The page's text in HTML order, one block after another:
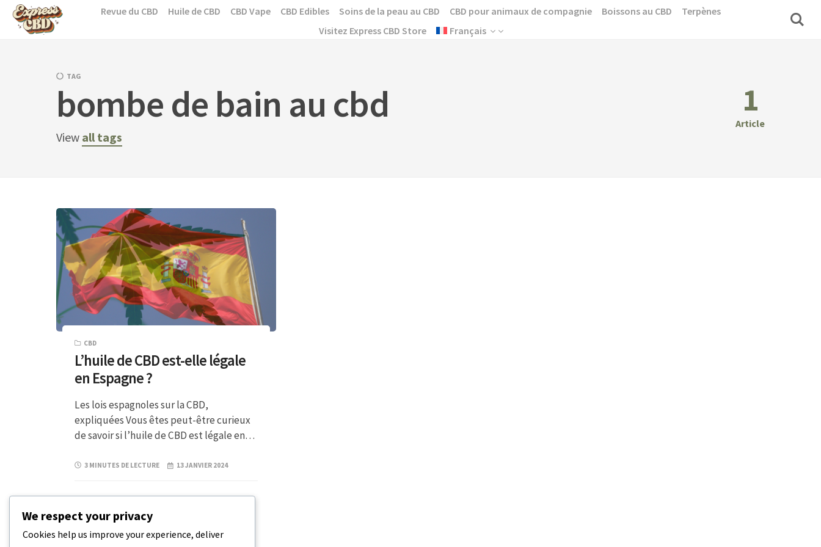
Skip
Revue du CBD Huile de CBD CBD Vape CBD Edibles Soins de la peau au CBD CBD pour animaux de compagnie Boissons au CBD
Terpènes
Visitez Express CBD Store
Français
TAG
bombe de bain au cbd
View all tags
1
Article
CBD
L’huile de CBD est-elle légale
en Espagne ?
Les lois espagnoles sur la CBD,
expliquées Vous êtes peut-être curieux
de savoir si l’huile de CBD est légale en…
3 MINUTES DE LECTURE 13 JANVIER 2024
We respect your privacy
Cookies help us improve your experience, deliver